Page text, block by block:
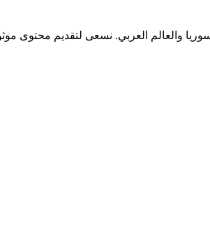
والعالم العربي. نسعى لتقديم محتوى